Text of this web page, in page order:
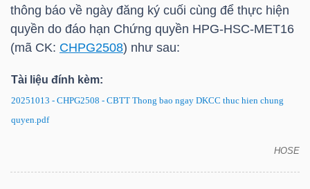
thông báo về ngày đăng ký cuối cùng để thực hiện
quyền do đáo hạn Chứng quyền HPG-HSC-MET16
(mã CK: CHPG2508) như sau:
Tài liệu đính kèm:
20251013 - CHPG2508 - CBTT Thong bao ngay DKCC thuc hien chung
quyen.pdf
HOSE
BẤT
TÀI